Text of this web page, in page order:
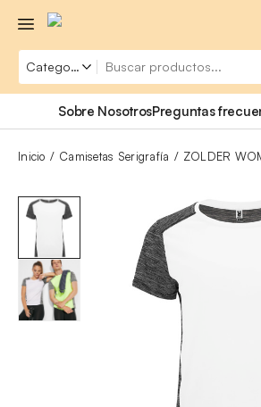
Sobre NosotrosPreguntas
Inicio Camisetas Serigrafía ZOLDER